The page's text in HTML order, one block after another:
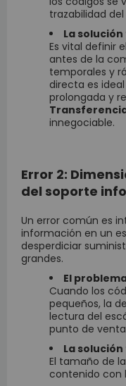
trazabilidad
La
Es vital definir
antes de la
temporales y
directa es
prolongada y
innegociable.
Error 2:
del soporte
Un error común es
información en un
desperdiciar
grandes.
El
Cuando los
pequeños, la
lectura del
punto de
La
El tamaño de
contenido con